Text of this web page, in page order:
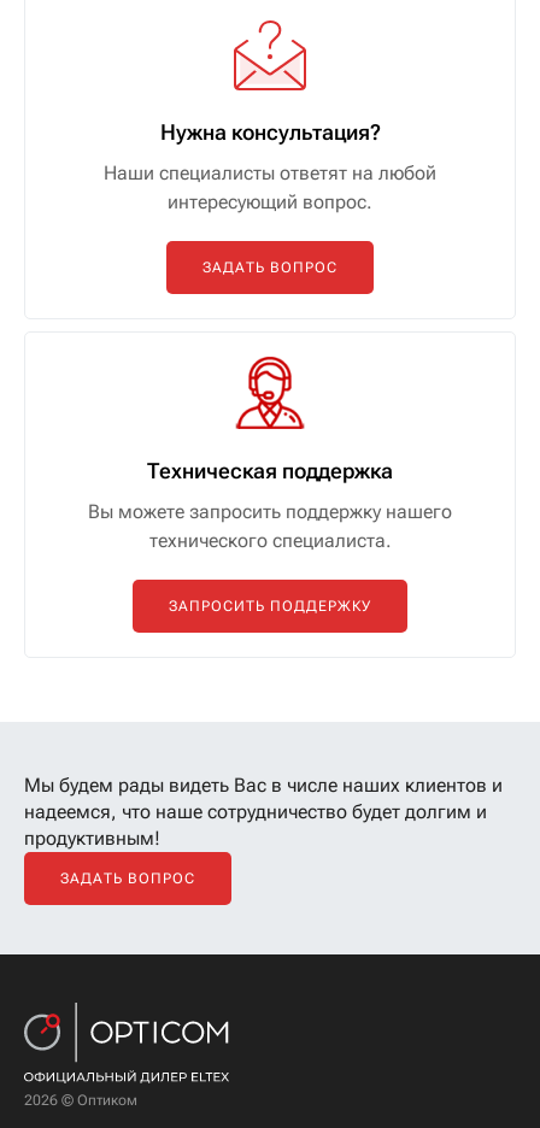
Нужна консультация?
Наши специалисты ответят на любой
интересующий вопрос.
ЗАДАТЬ ВОПРОС
Техническая поддержка
Вы можете запросить поддержку нашего
технического специалиста.
ЗАПРОСИТЬ ПОДДЕРЖКУ
Мы будем рады видеть Вас в числе наших клиентов и
надеемся, что наше сотрудничество будет долгим и
продуктивным!
ЗАДАТЬ ВОПРОС
2026 © Оптиком